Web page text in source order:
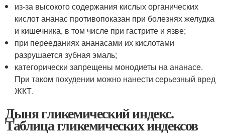
из-за высокого содержания кислых органических
кислот ананас противопоказан при болезнях желудка
и кишечника, в том числе при гастрите и язве;
при перееданиях ананасами их кислотами
разрушается зубная эмаль;
категорически запрещены монодиеты на ананасе.
При таком похудении можно нанести серьезный вред
ЖКТ.
Дыня гликемический индекс.
Таблица гликемических индексов